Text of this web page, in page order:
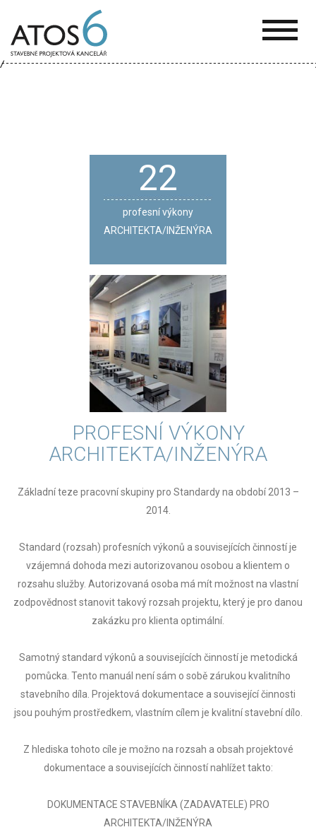
6
22
profesní výkony
ARCHITEKTA/INŽENÝRA
PROFESNÍ VÝKONY
ARCHITEKTA/INŽENÝRA
Základní teze pracovní skupiny pro Standardy na období 2013 –
2014.
Standard (rozsah) profesních výkonů a souvisejících činností je
vzájemná dohoda mezi autorizovanou osobou a klientem o
rozsahu služby. Autorizovaná osoba má mít možnost na vlastní
zodpovědnost stanovit takový rozsah projektu, který je pro danou
zakázku pro klienta optimální.
Samotný standard výkonů a souvisejících činností je metodická
pomůcka. Tento manuál není sám o sobě zárukou kvalitního
stavebního díla. Projektová dokumentace a související činnosti
jsou pouhým prostředkem, vlastním cílem je kvalitní stavební dílo.
Z hlediska tohoto cíle je možno na rozsah a obsah projektové
dokumentace a souvisejících činností nahlížet takto:
DOKUMENTACE STAVEBNÍKA (ZADAVATELE) PRO
ARCHITEKTA/INŽENÝRA